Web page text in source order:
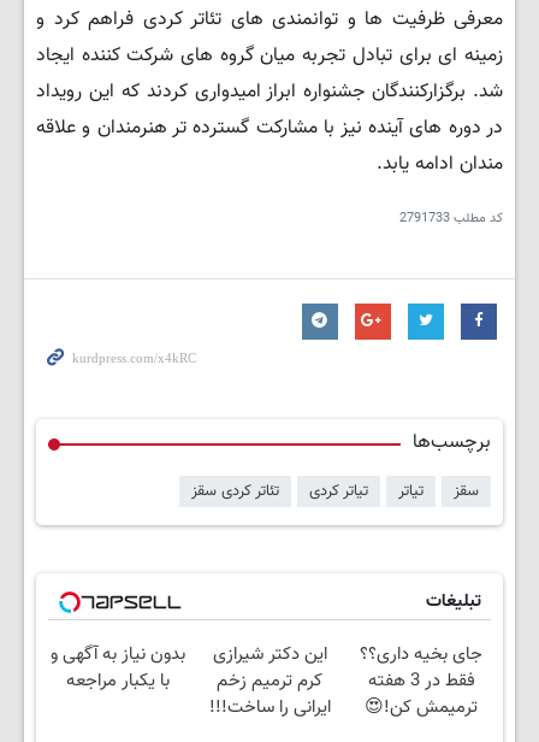
معرفی ظرفیت ها و توانمندی های تئاتر کردی فراهم کرد و
زمینه ای برای تبادل تجربه میان گروه های شرکت کننده ایجاد
شد. برگزارکنندگان جشنواره ابراز امیدواری کردند که این رویداد
در دوره های آینده نیز با مشارکت گسترده تر هنرمندان و علاقه
مندان ادامه یابد.
کد مطلب2791733
برچسب‌ها
سقز تیاتر تیاتر کردی تئاتر کردی سقز
تبلیغات
جای بخیه داری؟؟
فقط در 3 هفته
ترمیمش کن!😍
این دکتر شیرازی
کرم ترمیم زخم
ایرانی را ساخت!!!
بدون نیاز به آگهی و
با یکبار مراجعه